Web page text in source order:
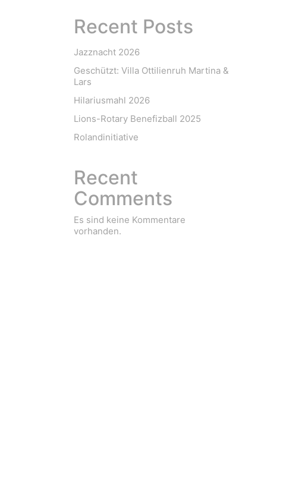
Recent Posts
Jazznacht 2026
Geschützt: Villa Ottilienruh Martina &
Lars
Hilariusmahl 2026
Lions-Rotary Benefizball 2025
Rolandinitiative
Recent
Comments
Es sind keine Kommentare
vorhanden.